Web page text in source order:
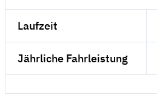
Laufzeit
Jährliche Fahrleistung